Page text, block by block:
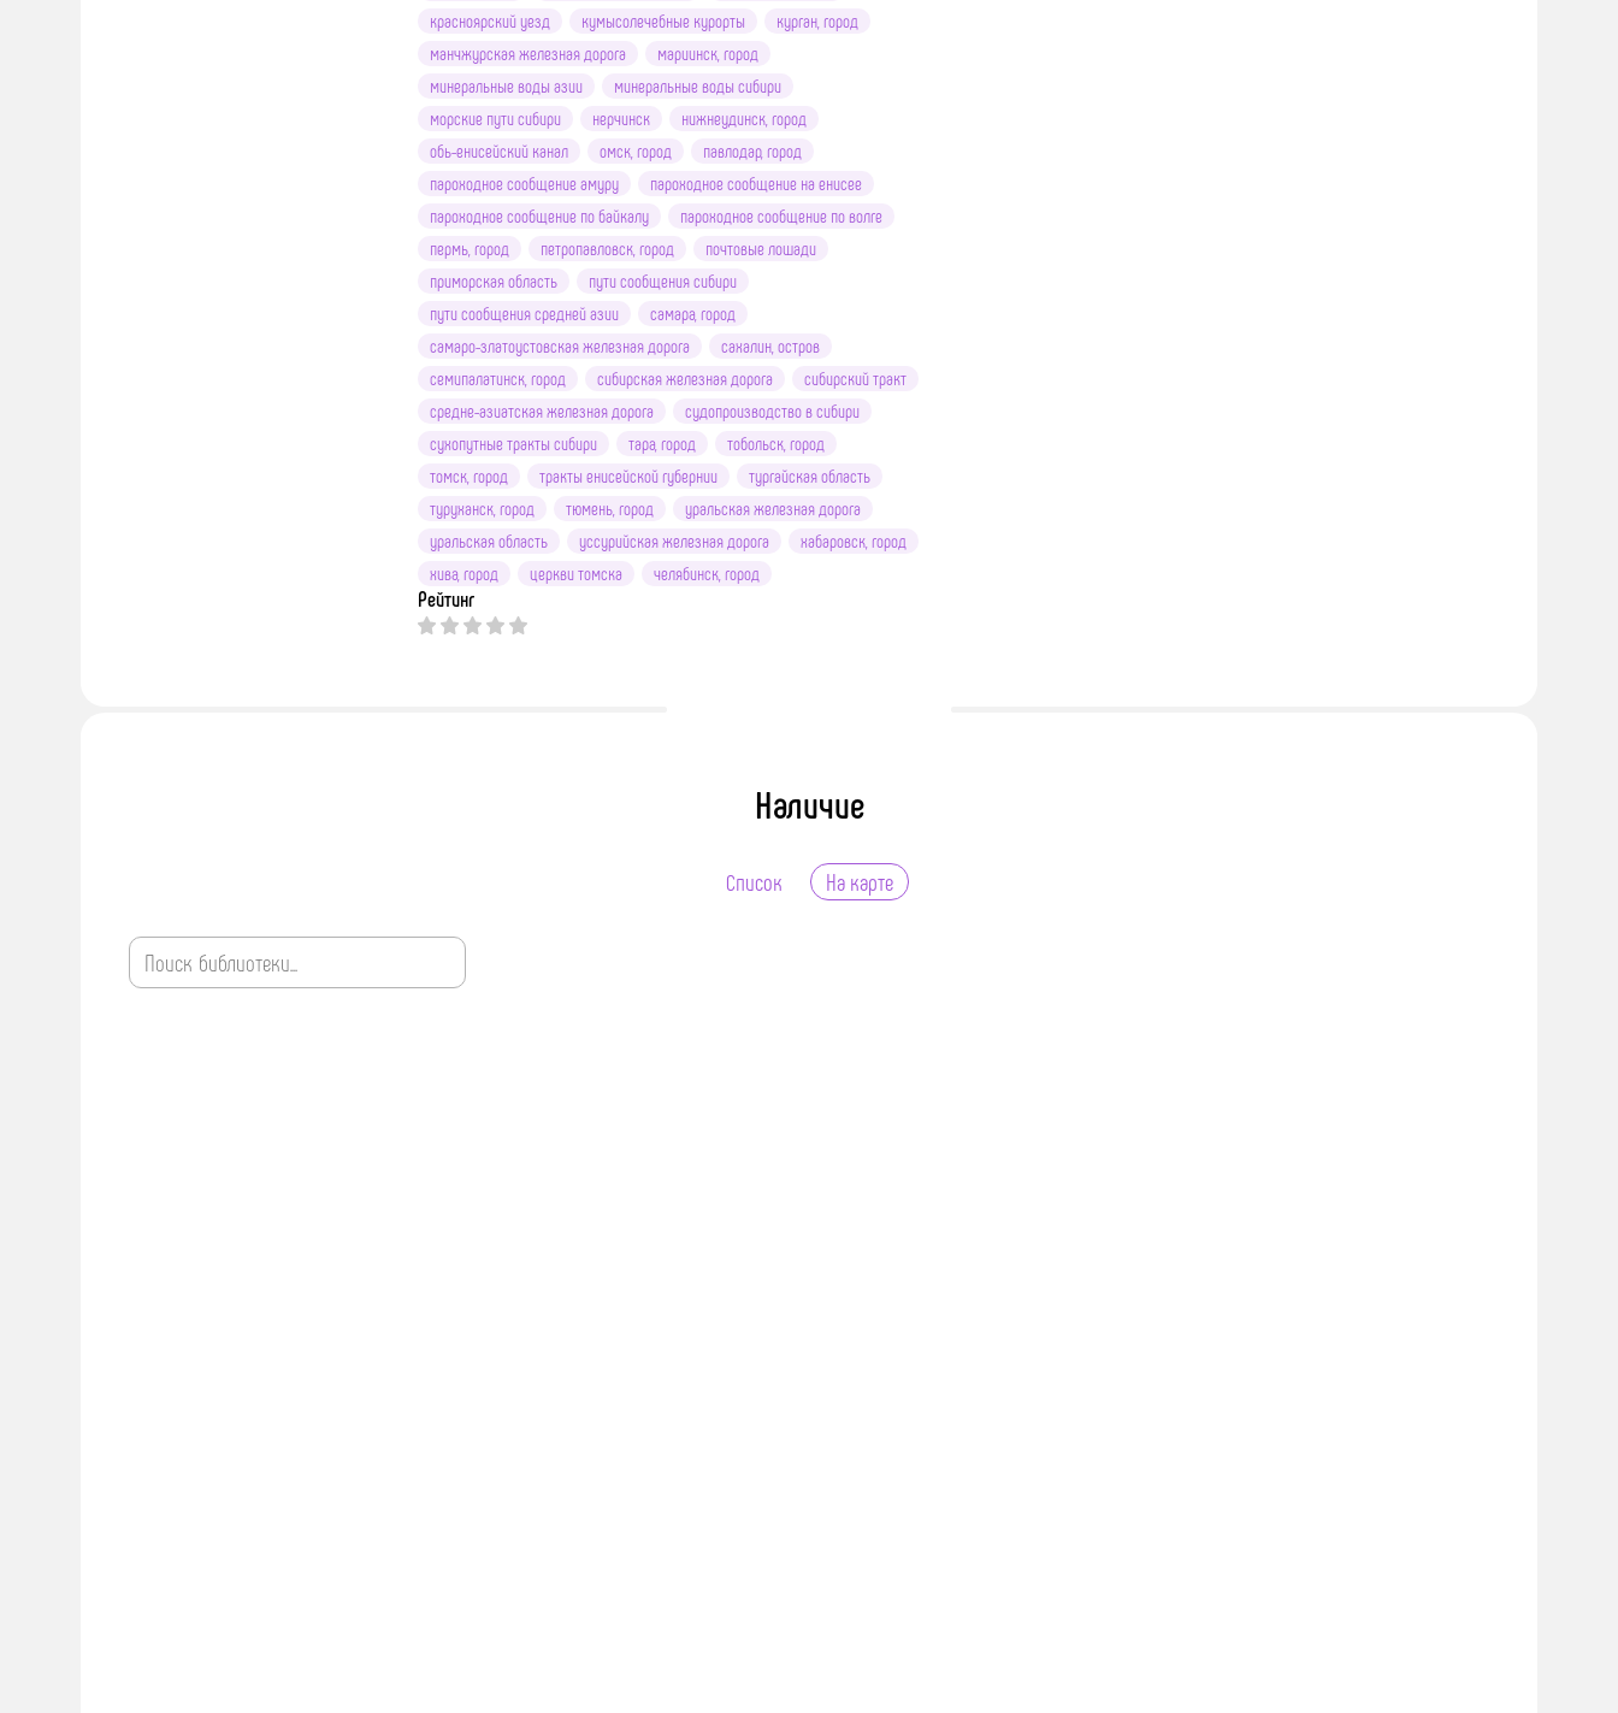
красноярский уезд
кумысолечебные курорты
курган, город
манчжурская железная дорога
мариинск, город
минеральные воды азии
минеральные воды сибири
морские пути сибири
нерчинск
нижнеудинск, город
обь-енисейский канал
омск, город
павлодар, город
пароходное сообщение амуру
пароходное сообщение на енисее
пароходное сообщение по байкалу
пароходное сообщение по волге
пермь, город
петропавловск, город
почтовые лошади
приморская область
пути сообщения сибири
пути сообщения средней азии
самара, город
самаро-златоустовская железная дорога
сахалин, остров
семипалатинск, город
сибирская железная дорога
сибирский тракт
средне-азиатская железная дорога
судопроизводство в сибири
сухопутные тракты сибири
тара, город
тобольск, город
томск, город
тракты енисейской губернии
тургайская область
туруханск, город
тюмень, город
уральская железная дорога
уральская область
уссурийская железная дорога
хабаровск, город
хива, город
церкви томска челябинск, город
Рейтинг
Наличие
Список На карте